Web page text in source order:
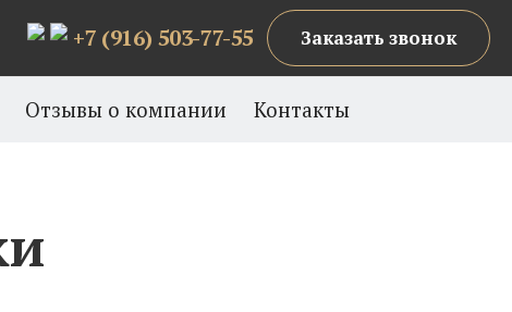
+7 (916) 503-77-55 Заказать звонок
Отзывы о компании Контакты